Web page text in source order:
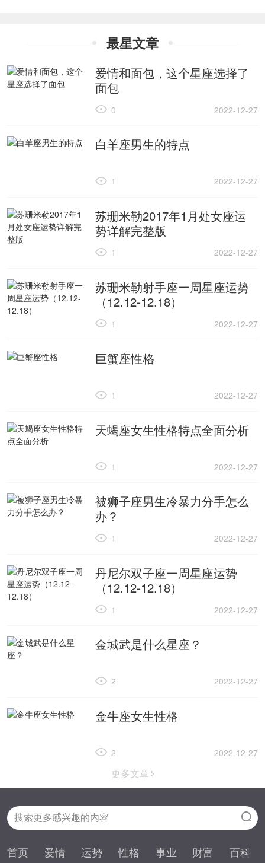
最星文章
爱情和面包，这个星座选择了
面包
2022-12-27
0
白羊座男生的特点
2022-12-27
1
苏珊米勒2017年1月处女座运
势详解完整版
2022-12-27
1
苏珊米勒射手座一周星座运势
（12.12-12.18）
2022-12-27
1
巨蟹座性格
2022-12-27
1
天蝎座女生性格特点全面分析
2022-12-27
1
被狮子座男生冷暴力分手怎么
办？
2022-12-27
1
丹尼尔双子座一周星座运势
（12.12-12.18）
2022-12-27
1
金城武是什么星座？
2022-12-27
2
金牛座女生性格
2022-12-27
2
更多文章
首页 爱情 运势 性格 事业 财富 百科